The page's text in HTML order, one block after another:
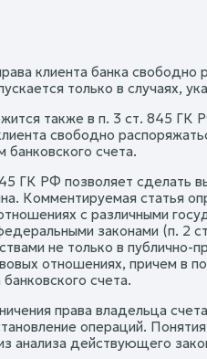
клиента банка свободно
только в случаях,
также в п. 3 ст. 845 ГК
свободно
банковского счета.
ГК РФ позволяет сделать
Комментируемая статья
с различными
законами (п. 2
не только в публично-
отношениях, причем в
счета.
права владельца
операций.
анализа действующего